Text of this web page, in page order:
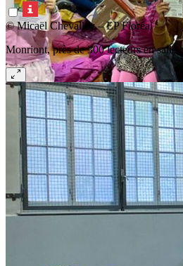
© Micaël Chevalley – EP Floréal
Monriont, près de 300 lecteurs en salle